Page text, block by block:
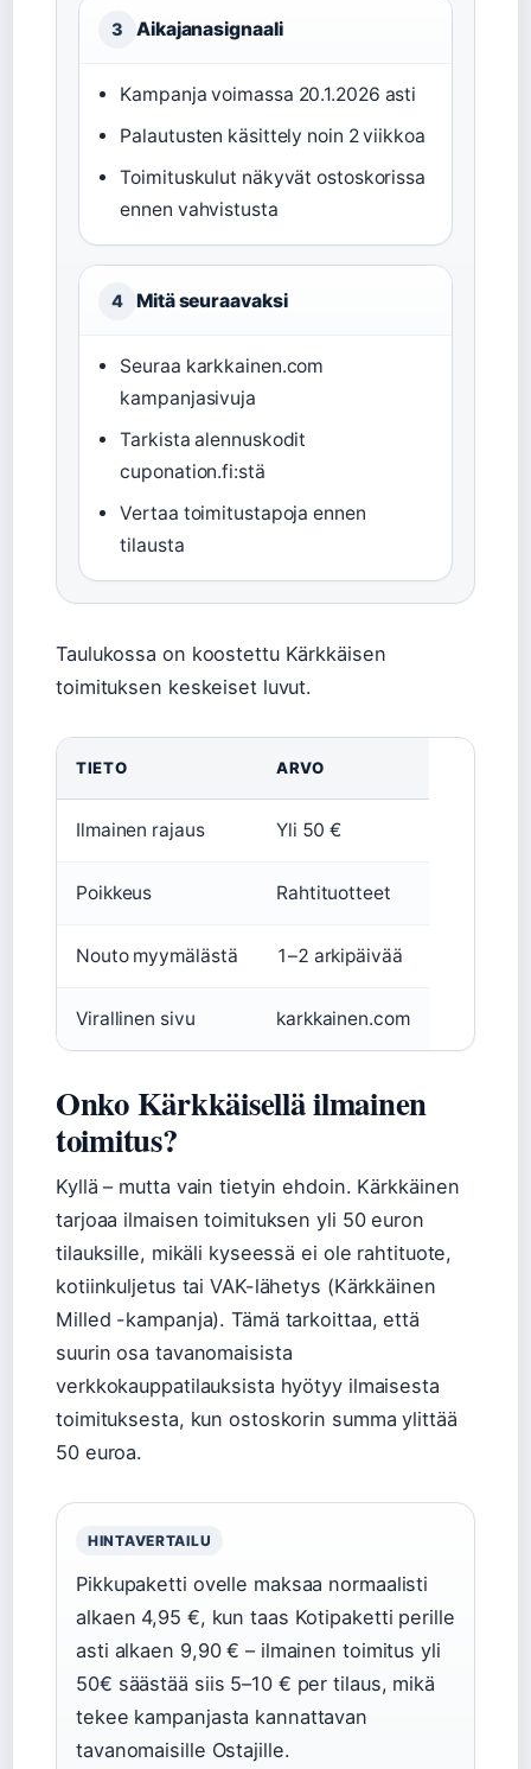
3 Aikajanasignaali
Kampanja voimassa 20.1.2026 asti
Palautusten käsittely noin 2 viikkoa
Toimituskulut näkyvät ostoskorissa
ennen vahvistusta
4 Mitä seuraavaksi
Seuraa karkkainen.com
kampanjasivuja
Tarkista alennuskodit
cuponation.fi:stä
Vertaa toimitustapoja ennen
tilausta
Taulukossa on koostettu Kärkkäisen
toimituksen keskeiset luvut.
TIETO ARVO
Ilmainen rajaus Yli 50 €
Poikkeus Rahtituotteet
Nouto myymälästä 1–2 arkipäivää
Virallinen sivu karkkainen.com
Onko Kärkkäisellä ilmainen
toimitus?
Kyllä – mutta vain tietyin ehdoin. Kärkkäinen
tarjoaa ilmaisen toimituksen yli 50 euron
tilauksille, mikäli kyseessä ei ole rahtituote,
kotiinkuljetus tai VAK-lähetys (Kärkkäinen
Milled -kampanja). Tämä tarkoittaa, että
suurin osa tavanomaisista
verkkokauppatilauksista hyötyy ilmaisesta
toimituksesta, kun ostoskorin summa ylittää
50 euroa.
HINTAVERTAILU
Pikkupaketti ovelle maksaa normaalisti
alkaen 4,95 €, kun taas Kotipaketti perille
asti alkaen 9,90 € – ilmainen toimitus yli
50€ säästää siis 5–10 € per tilaus, mikä
tekee kampanjasta kannattavan
tavanomaisille Ostajille.